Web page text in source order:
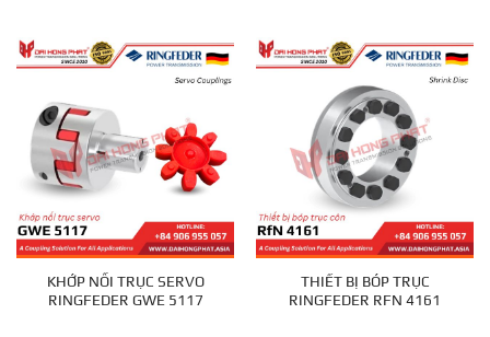
KHỚP NỐI TRỤC SERVO
RINGFEDER GWE 5117
THIẾT BỊ BÓP TRỤC
RINGFEDER RFN 4161